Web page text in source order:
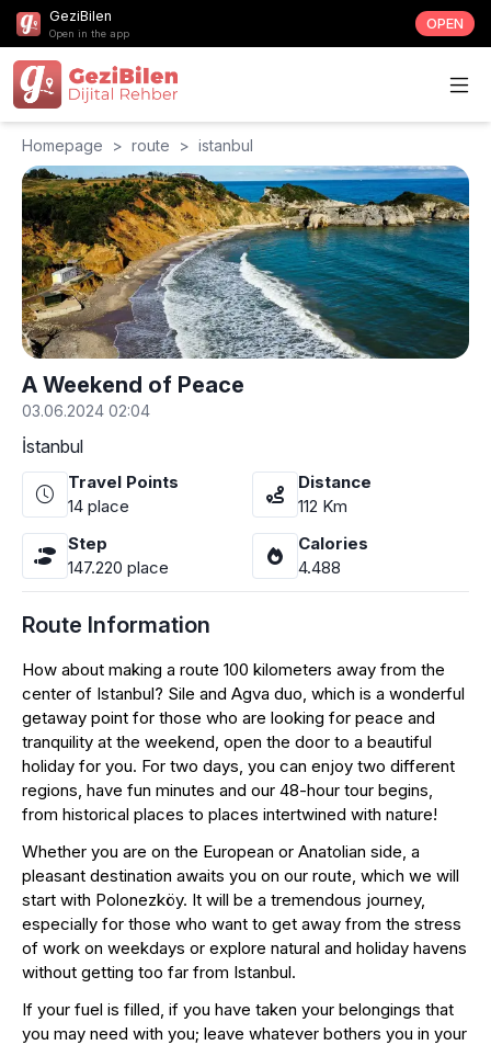
GeziBilen
Open in the app
OPEN
Homepage > route > istanbul
A Weekend of Peace
03.06.2024 02:04
İstanbul
Travel Points
14 place
Distance
112 Km
Step
147.220 place
Calories
4.488
Route Information
How about making a route 100 kilometers away from the
center of Istanbul? Sile and Agva duo, which is a wonderful
getaway point for those who are looking for peace and
tranquility at the weekend, open the door to a beautiful
holiday for you. For two days, you can enjoy two different
regions, have fun minutes and our 48-hour tour begins,
from historical places to places intertwined with nature!
Whether you are on the European or Anatolian side, a
pleasant destination awaits you on our route, which we will
start with Polonezköy. It will be a tremendous journey,
especially for those who want to get away from the stress
of work on weekdays or explore natural and holiday havens
without getting too far from Istanbul.
If your fuel is filled, if you have taken your belongings that
you may need with you; leave whatever bothers you in your